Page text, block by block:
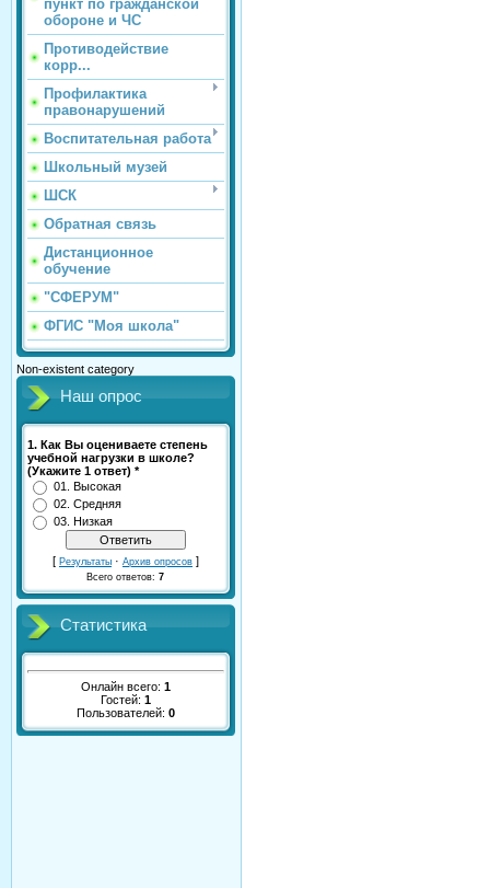
пункт по гражданской
обороне и ЧС
Противодействие
корр...
Профилактика
правонарушений
Воспитательная работа
Школьный музей
ШСК
Обратная связь
Дистанционное
обучение
"СФЕРУМ"
ФГИС "Моя школа"
Non-existent category
Наш опрос
1. Как Вы оцениваете степень
учебной нагрузки в школе?
(Укажите 1 ответ) *
01. Высокая
02. Средняя
03. Низкая
[ Результаты · Архив опросов ]
Всего ответов:7
Статистика
Онлайн всего: 1
Гостей: 1
Пользователей: 0